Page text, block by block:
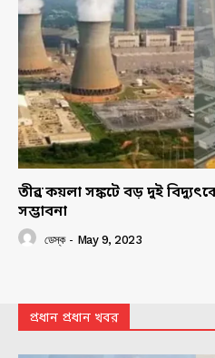
তীব্র কয়লা সঙ্কটে বড় দুই
সম্ভাবনা
ডেস্ক - May 9, 2023
প্রধান প্রধান খবর